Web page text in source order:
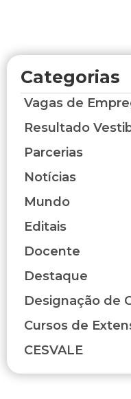
Categorias
Vagas de
Resultado
Parcerias
Notícias
Mundo
Editais
Docente
Destaque
Designação de
Cursos de
CESVALE